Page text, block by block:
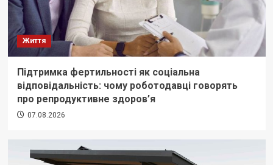
Життя
Підтримка фертильності як соціальна
відповідальність: чому роботодавці говорять
про репродуктивне здоров’я
07.08.2026